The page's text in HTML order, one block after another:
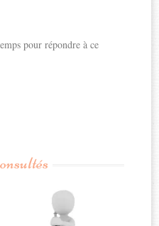
pour répondre à ce